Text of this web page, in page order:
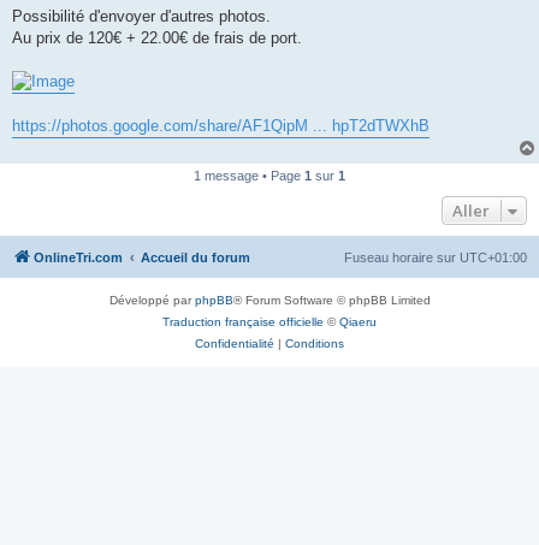
n
o
u
Possibilité d'envoyer d'autres photos.
Au prix de 120€ + 22.00€ de frais de port.
https://photos.google.com/share/AF1QipM ... hpT2dTWXhB
1 message • Page 1 sur 1
Aller
OnlineTri.com Accueil du forum Fuseau horaire sur UTC+01:00
Développé parphpBB® Forum Software © phpBB Limited
Traduction française officielle ©Qiaeru
Confidentialité | Conditions